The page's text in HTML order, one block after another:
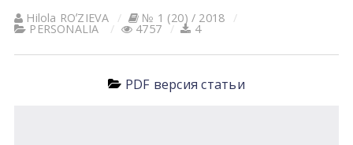
Hilola ROʼZIEVА № 1 (20) / 2018
PERSONALIA 4757 4
PDF версия статьи